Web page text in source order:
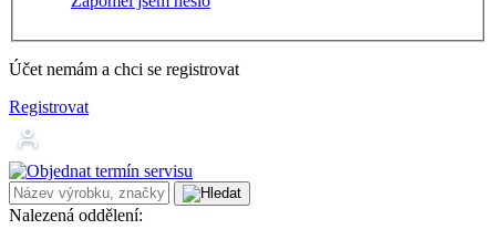
Účet nemám a chci se registrovat
Registrovat
Nalezená oddělení: